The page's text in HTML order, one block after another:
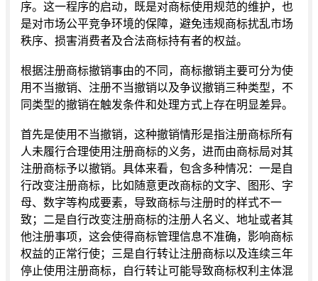
序。这一程序的启动，既是对商标使用规范的维护，也
是对市场公平竞争环境的保障，避免违规商标扰乱市场
秩序、损害消费者及合法商标持有者的权益。
根据注册商标撤销事由的不同，商标撤销主要可分为使
用不当撤销、注册不当撤销以及争议撤销三种类型，不
同类型的撤销在触发条件和处理方式上存在明显差异。
首先是使用不当撤销，这种撤销情形是指注册商标所有
人未履行合理使用注册商标的义务，进而由商标局对其
注册商标予以撤销。具体来看，包含多种情况：一是自
行改变注册商标，比如随意更改商标的文字、图形、字
母、数字等构成要素，导致商标与注册时的样式不一
致；二是自行改变注册商标的注册人名义、地址或者其
他注册事项，这会使得商标管理信息不准确，影响商标
权益的正常行使；三是自行转让注册商标以及连续三年
停止使用注册商标，自行转让可能导致商标权利主体混